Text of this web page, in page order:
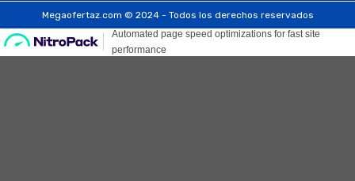
Megaofertaz.com © 2024 - Todos los derechos reservados